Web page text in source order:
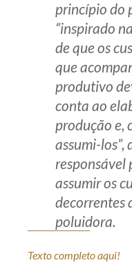
princípio do
“inspirado
de que os
que
produtivo
conta ao
produção e,
assumi-los”,
responsável
assumir os
decorrentes
poluidora.
Texto completo aqui!